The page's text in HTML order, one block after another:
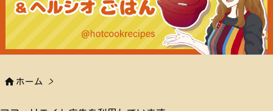

メニュ

サイド
 ホーム >